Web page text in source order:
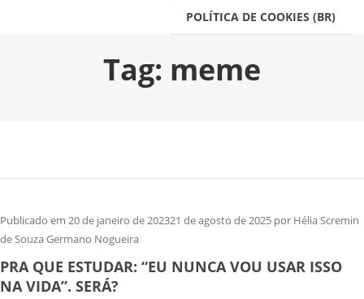
POLÍTICA DE COOKIES (BR)
Tag: meme
Publicado em 20 de janeiro de 202321 de agosto de 2025 por Hélia Scremin
de Souza Germano Nogueira
PRA QUE ESTUDAR: “EU NUNCA VOU USAR ISSO
NA VIDA”. SERÁ?